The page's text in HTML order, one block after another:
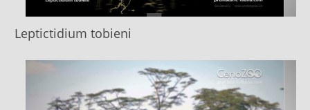
Leptictidium tobieni